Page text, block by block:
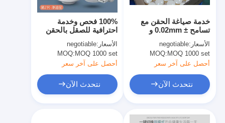
100% فحص وخدمة
احترافية للصقل بالحقن
البلاستيكي
الأسعار:negotiable
MOQ: MOQ 1000 set
أحصل على آخر سعر
نتحدث الآن
خدمة صياغة الحقن مع
تسامح ± 0.02mm و
100% التفتيش
الأسعار:negotiable
MOQ: MOQ 1000 set
أحصل على آخر سعر
نتحدث الآن